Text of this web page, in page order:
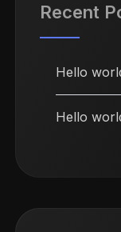
Recent
Hello
Hello